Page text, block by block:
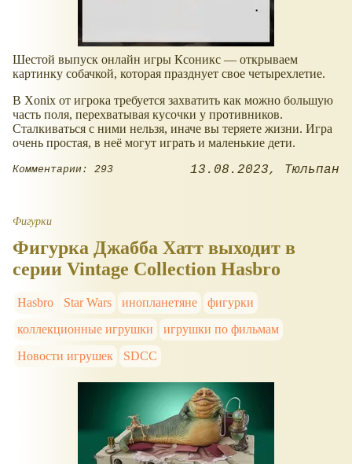
Шестой выпуск онлайн игры Ксоникс — открываем
картинку собачкой, которая празднует свое четырехлетие.
В Xonix от игрока требуется захватить как можно большую
часть поля, перехватывая кусочки у противников.
Сталкиваться с ними нельзя, иначе вы теряете жизни. Игра
очень простая, в неё могут играть и маленькие дети.
Комментарии: 293 13.08.2023 Тюльпан
Фигурки
Фигурка Джабба Хатт выходит в
серии Vintage Collection Hasbro
Hasbro Star Wars инопланетяне
фигурки
коллекционные игрушки
игрушки по фильмам
Новости игрушек
SDCC